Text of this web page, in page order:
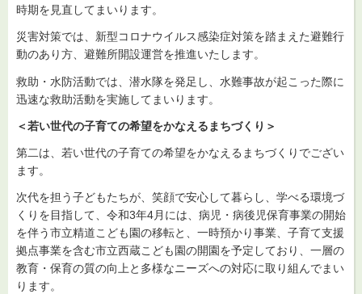
時期を見直してまいります。
災害対策では、新型コロナウイルス感染症対策を踏まえた避難行
動のあり方、避難所開設運営を推進いたします。
救助・水防活動では、潜水隊を発足し、水難事故が起こった際に
迅速な救助活動を実施してまいります。
＜若い世代の子育ての希望をかなえるまちづくり＞
第二は、若い世代の子育ての希望をかなえるまちづくりでござい
ます。
次代を担う子どもたちが、笑顔で安心して暮らし、学べる環境づ
くりを目指して、令和3年4月には、病児・病後児保育事業の開始
を伴う市立精道こども園の移転と、一時預かり事業、子育て支援
拠点事業を含む市立西蔵こども園の開園を予定しており、一層の
教育・保育の質の向上と多様なニーズへの対応に取り組んでまい
ります。